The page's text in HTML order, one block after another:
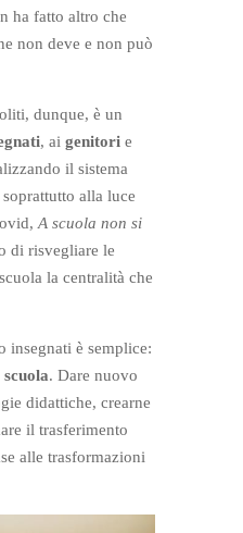
ha fatto altro che
non deve e non può
dunque, è un
, ai genitori e
il sistema
alla luce
A scuola non si
di risvegliare le
la centralità che
insegnati è semplice:
. Dare nuovo
didattiche, crearne
il trasferimento
alle trasformazioni